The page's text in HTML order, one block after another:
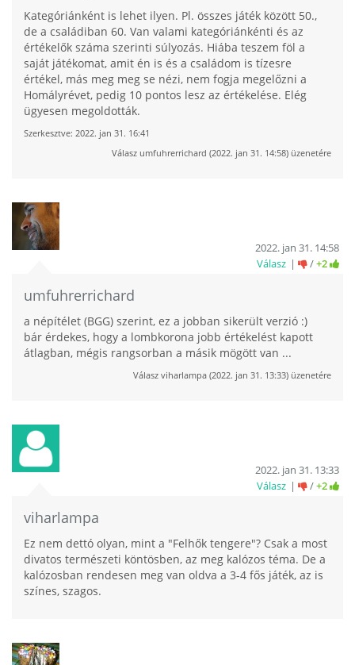
Kategóriánként is lehet ilyen. Pl. összes játék között 50.,
de a családiban 60. Van valami kategóriánkénti és az
értékelők száma szerinti súlyozás. Hiába teszem föl a
saját játékomat, amit én is és a családom is tízesre
értékel, más meg meg se nézi, nem fogja megelőzni a
Homályrévet, pedig 10 pontos lesz az értékelése. Elég
ügyesen megoldották.
Szerkesztve: 2022. jan 31. 16:41
Válasz umfuhrerrichard (2022. jan 31. 14:58) üzenetére
umfuhrerrichard
2022. jan 31. 14:58
Válasz
/+2
a népítélet (BGG) szerint, ez a jobban sikerült verzió :)
bár érdekes, hogy a lombkorona jobb értékelést kapott
átlagban, mégis rangsorban a másik mögött van ...
Válasz viharlampa (2022. jan 31. 13:33) üzenetére
viharlampa
2022. jan 31. 13:33
Válasz
/+2
Ez nem dettó olyan, mint a "Felhők tengere"? Csak a most
divatos természeti köntösben, az meg kalózos téma. De a
kalózosban rendesen meg van oldva a 3-4 fős játék, az is
színes, szagos.